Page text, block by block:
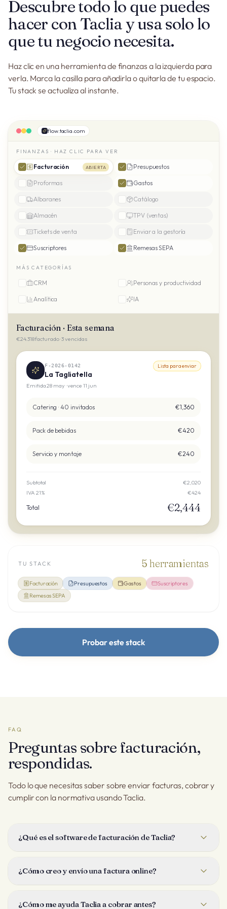
Descubre todo lo que puedes
hacer con Taclia y usa solo lo
que tu negocio necesita.
Haz clic en una herramienta de finanzas a la izquierda para
verla. Marca la casilla para añadirla o quitarla de tu espacio.
Tu stack se actualiza al instante.
flow.taclia.com
FINANZAS · HAZ CLIC PARA VER
Facturación ABIERTA Presupuestos
Proformas Gastos
Albaranes Catálogo
Almacén TPV (ventas)
Tickets de venta Enviar a la gestoría
Suscriptores Remesas SEPA
MÁS CATEGORÍAS
CRM Personas y productividad
Analítica IA
Facturación · Esta semana
€24.318 facturado · 3 vencidas
F-2026-0142
La Tagliatella
Lista para enviar
Emitida 28 may · vence 11 jun
Catering · 40 invitados €1,360
Pack de bebidas €420
Servicio y montaje €240
Subtotal
€2,020
IVA 21%
€424
Total €2,444
TU STACK 5 herramientas
Facturación Presupuestos Gastos
Suscriptores
Remesas SEPA
Probar este stack
FAQ
Preguntas sobre facturación,
respondidas.
Todo lo que necesitas saber sobre enviar facturas, cobrar y
cumplir con la normativa usando Taclia.
¿Qué es el software de facturación de Taclia?
cualquier tipo. Puedes crear, enviar y cobrar facturas en un
estén al día sin hojas de cálculo.
¿Cómo creo y envío una factura online?
catálogo y envía. Puedes mandar la factura por email,
¿Cómo me ayuda Taclia a cobrar antes?